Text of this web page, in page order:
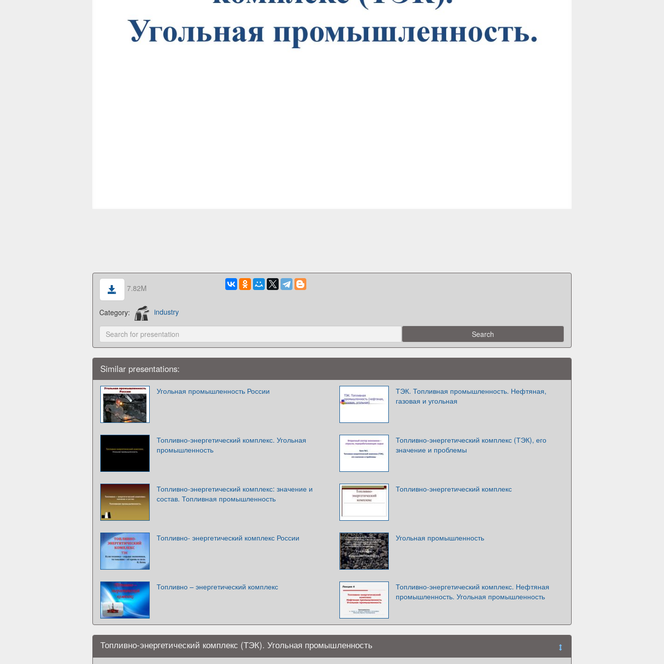
7.82M
Category: industry
Similar presentations:
Угольная промышленность России
ТЭК. Топливная промышленность. Нефтяная,
газовая и угольная
Топливно-энергетический комплекс. Угольная
промышленность
Топливно-энергетический комплекс (ТЭК), его
значение и проблемы
Топливно-энергетический комплекс: значение и
состав. Топливная промышленность
Топливно-энергетический комплекс
Топливно- энергетический комплекс России Угольная промышленность
Топливно – энергетический комплекс
Топливно-энергетический комплекс. Нефтяная
промышленность. Угольная промышленность
Топливно-энергетический комплекс (ТЭК). Угольная промышленность